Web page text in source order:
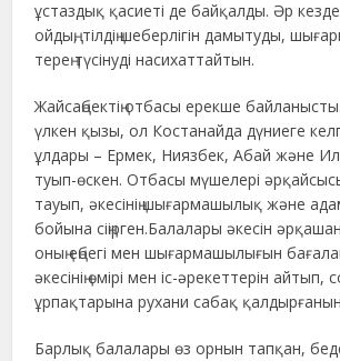
ұстаздық қасиеті де байқалды. Әр
ойдың, тілдің шеберлігін дамытуды,
терең түсінуді насихаттайтын.
Жайсаңбектің отбасы ерекше
үлкен қызы, ол Костанайда дүниеге
ұлдары – Ермек, Ниязбек, Абай және
туып-өскен. Отбасы мүшелері
тауып, әкесінің шығармашылық және
бойына сіңірген.Балалары әкесін
оның еңбегі мен шығармашылығын
әкесінің өмірі мен іс-әрекеттерін
ұрпақтарына рухани сабақ қалдырғанын
Барлық балалары өз орнын тапқан,